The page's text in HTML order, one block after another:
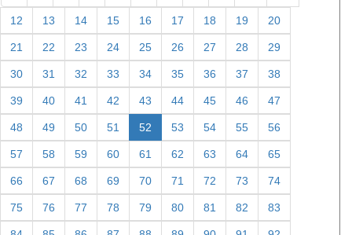
1 5 6 7 10 11
12 13 14 15 16 17 18 19 20
21 22 23 24 25 26 27 28 29
30 31 32 33 34 35 36 37 38
39 40 41 42 43 44 45 46 47
48 49 50 51 52 53 54 55 56
57 58 59 60 61 62 63 64 65
66 67 68 69 70 71 72 73 74